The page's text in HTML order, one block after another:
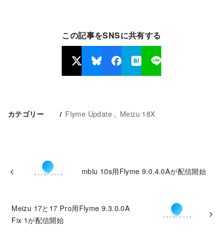
この記事をSNSに共有する
カテゴリー Flyme Update Meizu 18X
mblu 10s用Flyme 9.0.4.0Aが配信開始
Meizu 17と17 Pro用Flyme 9.3.0.0A
Fix 1が配信開始